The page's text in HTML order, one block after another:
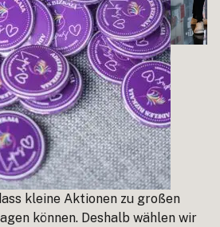
kleine Aktionen zu großen
können. Deshalb wählen wir